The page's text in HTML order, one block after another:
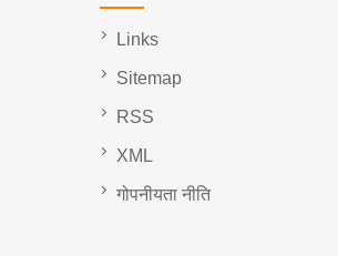
Links
Sitemap
RSS
XML
गोपनीयता नीति